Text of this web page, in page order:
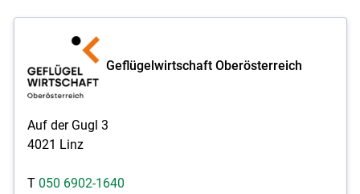
Geflügelwirtschaft Oberösterreich
Auf der Gugl 3
4021 Linz
T 050 6902-1640